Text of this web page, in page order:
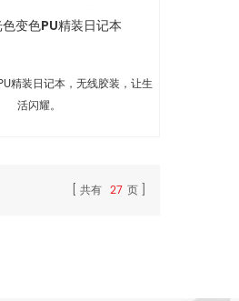
变色PU精装日记本
精装日记本，无线胶装，让生
活闪耀。
共有 27 页